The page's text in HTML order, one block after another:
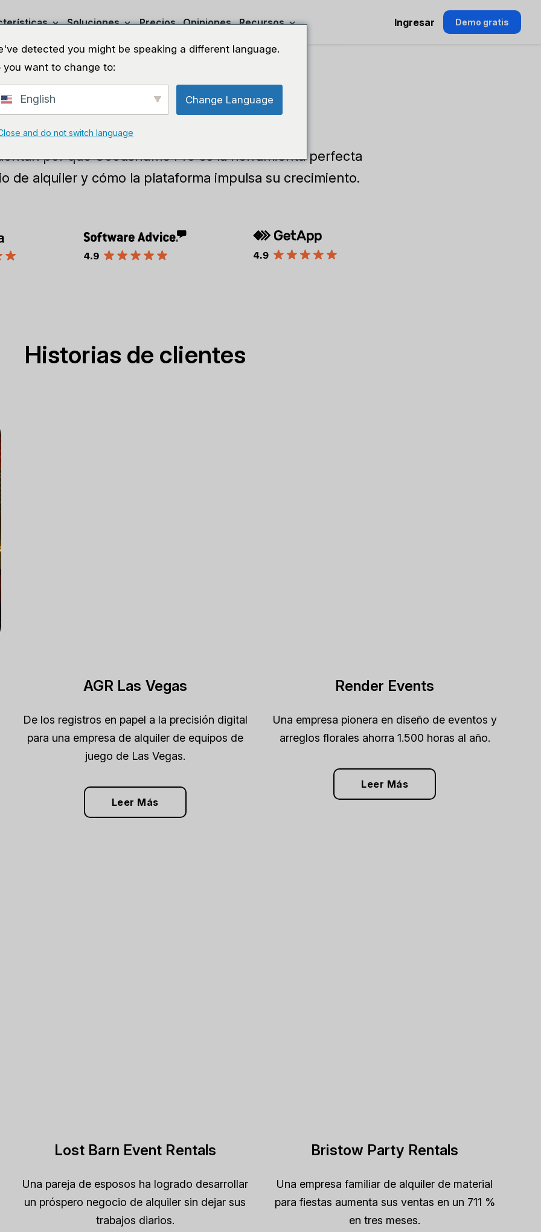
Soluciones Precios Opiniones Recursos Ingresar Demo gratis
Casos prácticos
por qué Goodshuffle Pro es la herramienta perfecta
de alquiler y cómo la plataforma impulsa su crecimiento.
Historias de clientes
AGR Las Vegas
De los registros en papel a la precisión digital
para una empresa de alquiler de equipos de
juego de Las Vegas.
Leer Más
Render Events
Una empresa pionera en diseño de eventos y
arreglos florales ahorra 1.500 horas al año.
Leer Más
Lost Barn Event Rentals
Una pareja de esposos ha logrado desarrollar
un próspero negocio de alquiler sin dejar sus
trabajos diarios.
Bristow Party Rentals
Una empresa familiar de alquiler de material
para fiestas aumenta sus ventas en un 711 %
en tres meses.
detected you might be speaking a different language.
you want to change to:
English Change Language
and do not switch language